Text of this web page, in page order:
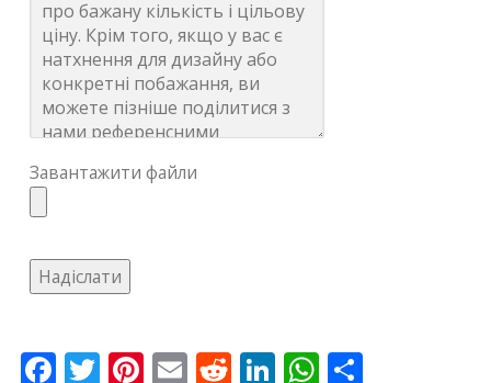
Завантажити файли
Надіслати
Facebook
Twitter
Pinterest
EmailReddit
LinkedIn
WhatsApp